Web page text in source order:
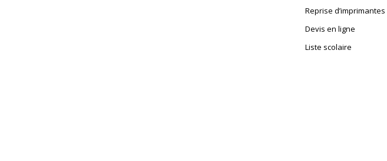
Reprise d’imprimantes
Devis en ligne
Liste scolaire